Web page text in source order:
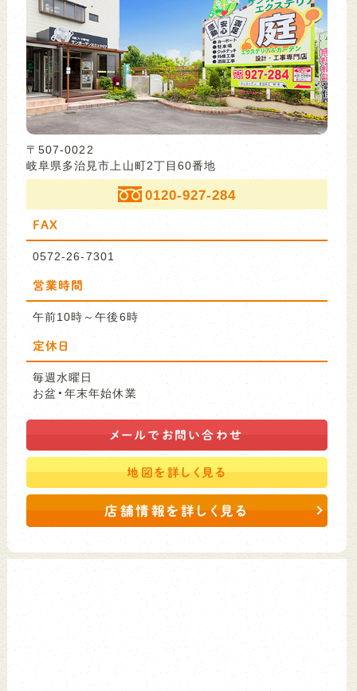
〒507-0022
岐阜県多治見市上山町2丁目60番地
0120-927-284
FAX
0572-26-7301
営業時間
午前10時～午後6時
定休日
毎週水曜日
お盆・年末年始休業
メールで お問い合わせ
地図を詳しく見る
店舗情報を詳しく見る